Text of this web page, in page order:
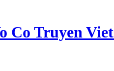
Co Truyen